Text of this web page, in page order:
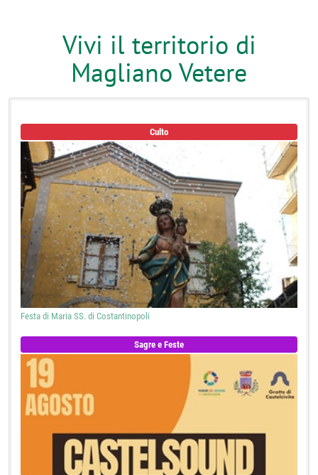
Vivi il territorio di
Magliano Vetere
Culto
Festa di Maria SS. di Costantinopoli
Sagre e Feste